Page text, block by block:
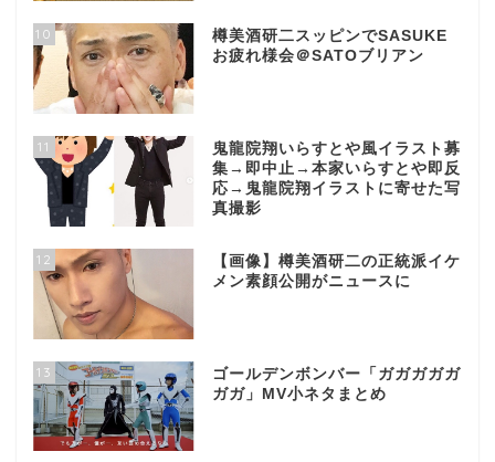
10
樽美酒研二スッピンでSASUKE
お疲れ様会＠SATOブリアン
11
鬼龍院翔いらすとや風イラスト募
集→即中止→本家いらすとや即反
応→鬼龍院翔イラストに寄せた写
真撮影
12
【画像】樽美酒研二の正統派イケ
メン素顔公開がニュースに
13
ゴールデンボンバー「ガガガガガ
ガガ」MV小ネタまとめ